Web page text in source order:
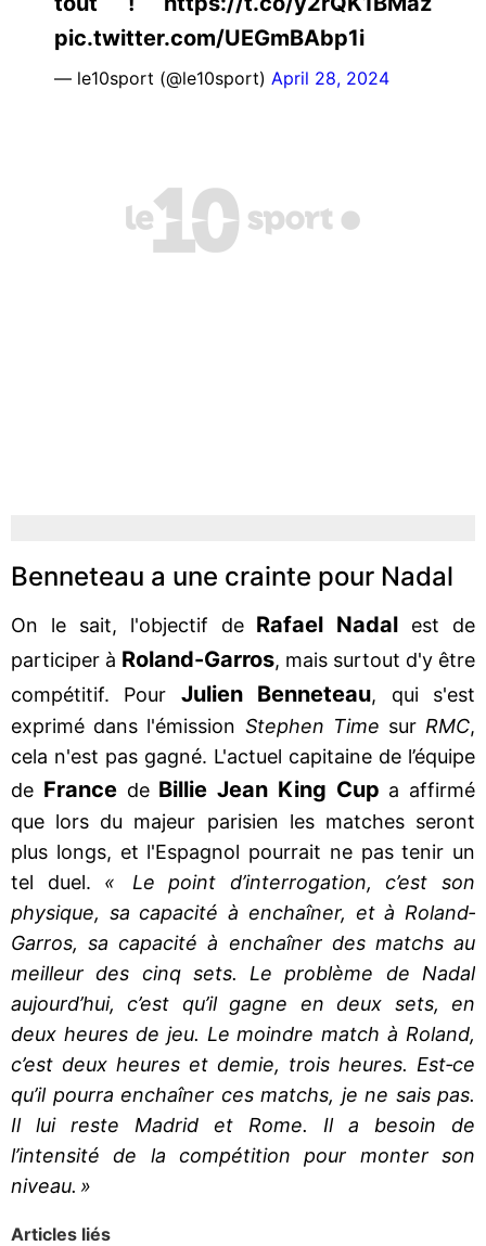
pic.twitter.com/UEGmBAbp1i
— le10sport (@le10sport) April 28, 2024
Benneteau a une crainte pour Nadal
On le sait, l'objectif deRafael Nadal est de
participer à Roland-Garros, mais surtout d'y être
compétitif. Pour Julien Benneteau, qui s'est
exprimé dans l'émission Stephen Time sur RMC,
cela n'est pas gagné. L'actuel capitaine de l’équipe
de Francede Billie Jean King Cup a affirmé
que lors du majeur parisien les matches seront
plus longs, et l'Espagnol pourrait ne pas tenir un
tel duel. « Le point d’interrogation, c’est son
physique, sa capacité à enchaîner, et à Roland‐
Garros, sa capacité à enchaîner des matchs au
meilleur des cinq sets. Le problème de Nadal
aujourd’hui, c’est qu’il gagne en deux sets, en
deux heures de jeu. Le moindre match à Roland,
c’est deux heures et demie, trois heures. Est‐ce
qu’il pourra enchaîner ces matchs, je ne sais pas.
Il lui reste Madrid et Rome. Il a besoin de
l’intensité de la compétition pour monter son
niveau. »
Articles liés